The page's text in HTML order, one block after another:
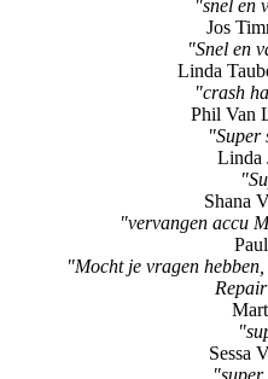
"snel en
Jos
"Snel en
Linda
"crash
Phil Van
"Super
Linda
Shana
"vervangen accu
"Mocht je vragen
Sessa